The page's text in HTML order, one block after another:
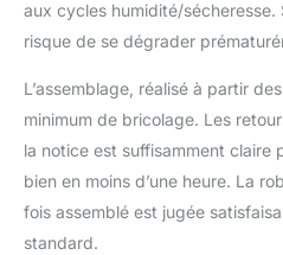
font
de
aux cycles humidité/
risque de se dégrader
L’assemblage, réalisé à partir
minimum de bricolage. Les
la notice est suffisamment claire
bien en moins d’une heure. La
fois assemblé est jugée
standard.